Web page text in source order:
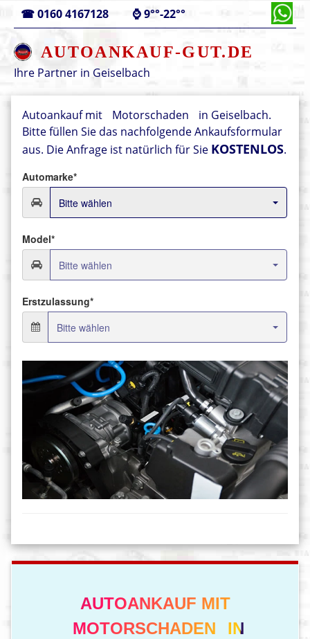
☎0160 4167128 ⌚9°°-22°°
AUTOANKAUF-GUT.DE
Ihre Partner in Geiselbach
Autoankauf mit Motorschaden
in Geiselbach.
Bitte füllen Sie das nachfolgende Ankaufsformular
aus. Die Anfrage ist natürlich für Sie KOSTENLOS.
AUTOANKAUF MIT
MOTORSCHADEN
IN